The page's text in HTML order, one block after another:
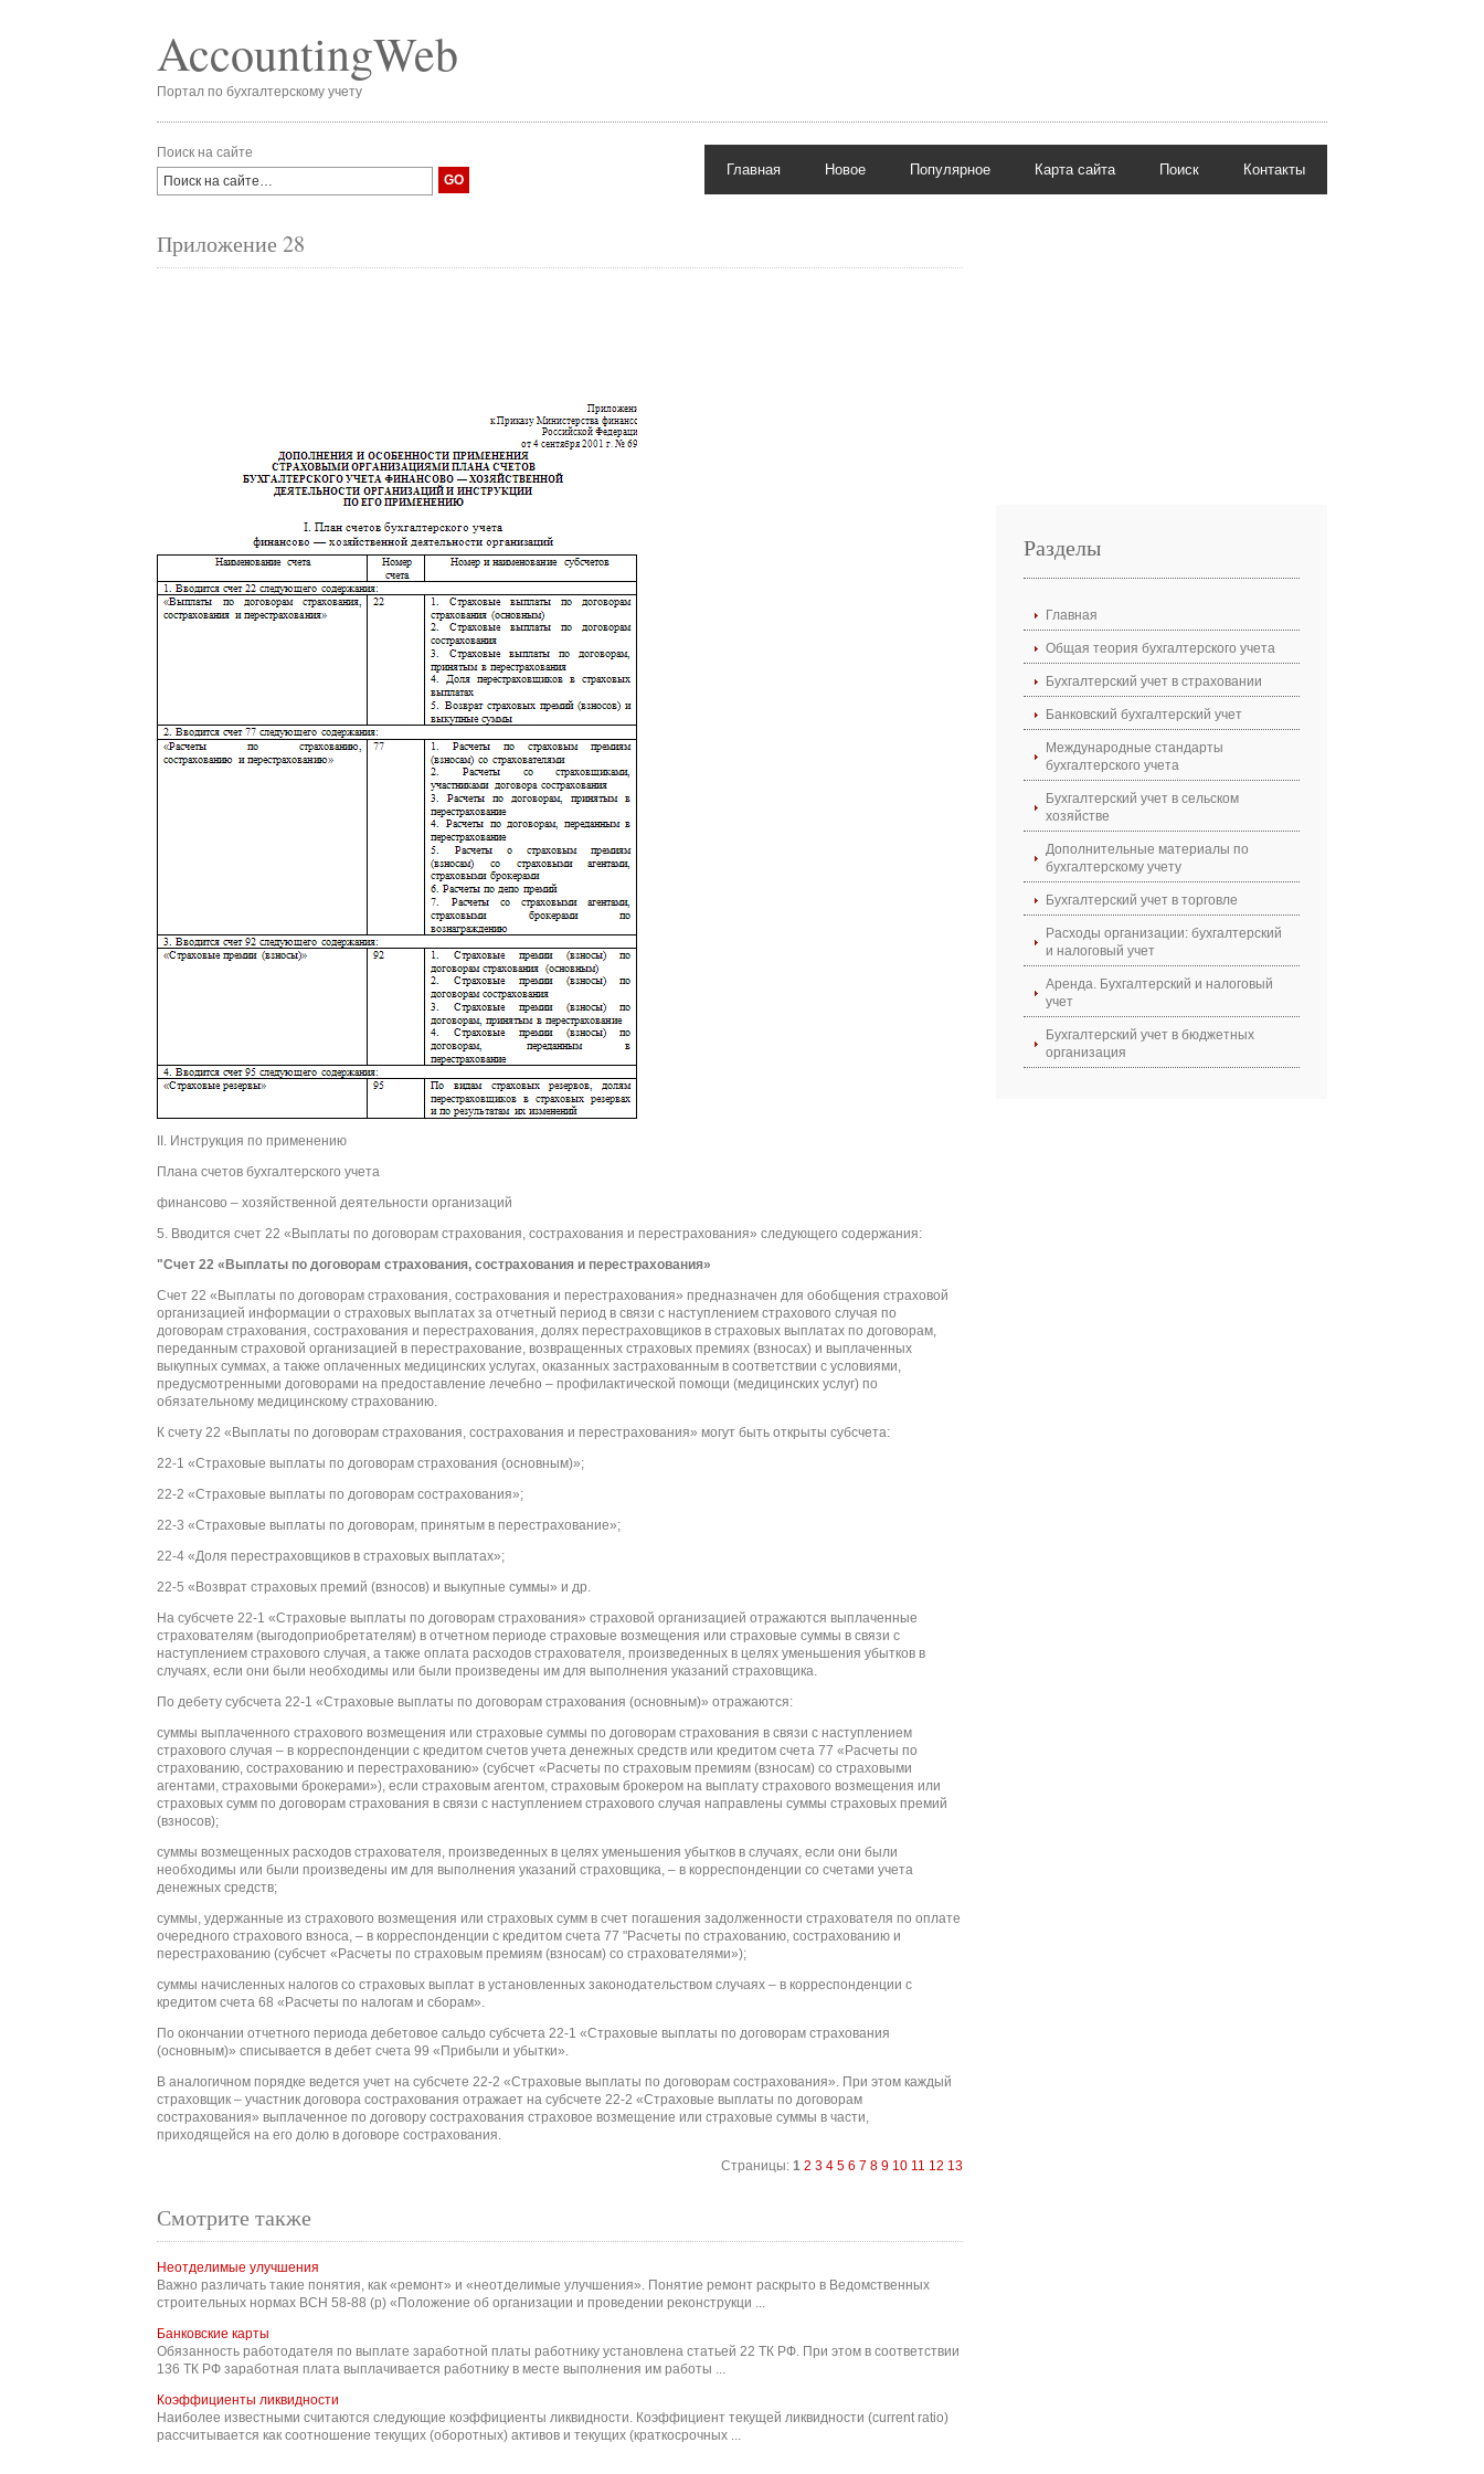
AccountingWeb
Портал по бухгалтерскому учету
Поиск на сайте
Главная Новое Популярное Карта сайта Поиск Контакты
Приложение 28
II. Инструкция по применению
Плана счетов бухгалтерского учета
финансово – хозяйственной деятельности организаций
5. Вводится счет 22 «Выплаты по договорам страхования, сострахования и перестрахования» следующего содержания:
"Счет 22 «Выплаты по договорам страхования, сострахования и перестрахования»
Счет 22 «Выплаты по договорам страхования, сострахования и перестрахования» предназначен для обобщения страховой
организацией информации о страховых выплатах за отчетный период в связи с наступлением страхового случая по
договорам страхования, сострахования и перестрахования, долях перестраховщиков в страховых выплатах по договорам,
переданным страховой организацией в перестрахование, возвращенных страховых премиях (взносах) и выплаченных
выкупных суммах, а также оплаченных медицинских услугах, оказанных застрахованным в соответствии с условиями,
предусмотренными договорами на предоставление лечебно – профилактической помощи (медицинских услуг) по
обязательному медицинскому страхованию.
К счету 22 «Выплаты по договорам страхования, сострахования и перестрахования» могут быть открыты субсчета:
22-1 «Страховые выплаты по договорам страхования (основным)»;
22-2 «Страховые выплаты по договорам сострахования»;
22-3 «Страховые выплаты по договорам, принятым в перестрахование»;
22-4 «Доля перестраховщиков в страховых выплатах»;
22-5 «Возврат страховых премий (взносов) и выкупные суммы» и др.
На субсчете 22-1 «Страховые выплаты по договорам страхования» страховой организацией отражаются выплаченные
страхователям (выгодоприобретателям) в отчетном периоде страховые возмещения или страховые суммы в связи с
наступлением страхового случая, а также оплата расходов страхователя, произведенных в целях уменьшения убытков в
случаях, если они были необходимы или были произведены им для выполнения указаний страховщика.
По дебету субсчета 22-1 «Страховые выплаты по договорам страхования (основным)» отражаются:
суммы выплаченного страхового возмещения или страховые суммы по договорам страхования в связи с наступлением
страхового случая – в корреспонденции с кредитом счетов учета денежных средств или кредитом счета 77 «Расчеты по
страхованию, сострахованию и перестрахованию» (субсчет «Расчеты по страховым премиям (взносам) со страховыми
агентами, страховыми брокерами»), если страховым агентом, страховым брокером на выплату страхового возмещения или
страховых сумм по договорам страхования в связи с наступлением страхового случая направлены суммы страховых премий
(взносов);
суммы возмещенных расходов страхователя, произведенных в целях уменьшения убытков в случаях, если они были
необходимы или были произведены им для выполнения указаний страховщика, – в корреспонденции со счетами учета
денежных средств;
суммы, удержанные из страхового возмещения или страховых сумм в счет погашения задолженности страхователя по оплате
очередного страхового взноса, – в корреспонденции с кредитом счета 77 "Расчеты по страхованию, сострахованию и
перестрахованию (субсчет «Расчеты по страховым премиям (взносам) со страхователями»);
суммы начисленных налогов со страховых выплат в установленных законодательством случаях – в корреспонденции с
кредитом счета 68 «Расчеты по налогам и сборам».
По окончании отчетного периода дебетовое сальдо субсчета 22-1 «Страховые выплаты по договорам страхования
(основным)» списывается в дебет счета 99 «Прибыли и убытки».
В аналогичном порядке ведется учет на субсчете 22-2 «Страховые выплаты по договорам сострахования». При этом каждый
страховщик – участник договора сострахования отражает на субсчете 22-2 «Страховые выплаты по договорам
сострахования» выплаченное по договору сострахования страховое возмещение или страховые суммы в части,
приходящейся на его долю в договоре сострахования.
Страницы: 1 2 3 4 5 6 7 8 9 10 11 12 13
Смотрите также
Неотделимые улучшения
Важно различать такие понятия, как «ремонт» и «неотделимые улучшения». Понятие ремонт раскрыто в Ведомственных
строительных нормах ВСН 58-88 (р) «Положение об организации и проведении реконструкци ...
Банковские карты
Обязанность работодателя по выплате заработной платы работнику установлена статьей 22 ТК РФ. При этом в соответствии
136 ТК РФ заработная плата выплачивается работнику в месте выполнения им работы ...
Коэффициенты ликвидности
Наиболее известными считаются следующие коэффициенты ликвидности. Коэффициент текущей ликвидности (current ratio)
рассчитывается как соотношение текущих (оборотных) активов и текущих (краткосрочных ...
Разделы
Главная
Общая теория бухгалтерского учета
Бухгалтерский учет в страховании
Банковский бухгалтерский учет
Международные стандарты
бухгалтерского учета
Бухгалтерский учет в сельском
хозяйстве
Дополнительные материалы по
бухгалтерскому учету
Бухгалтерский учет в торговле
Расходы организации: бухгалтерский
и налоговый учет
Аренда. Бухгалтерский и налоговый
учет
Бухгалтерский учет в бюджетных
организация